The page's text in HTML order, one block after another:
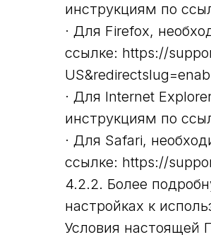
инструкциям по
· Для Firefox,
ссылке: https://
· Для Internet
инструкциям по
· Для Safari,
ссылке: https://
4.2.2. Более
настройках к
Условия настоящей